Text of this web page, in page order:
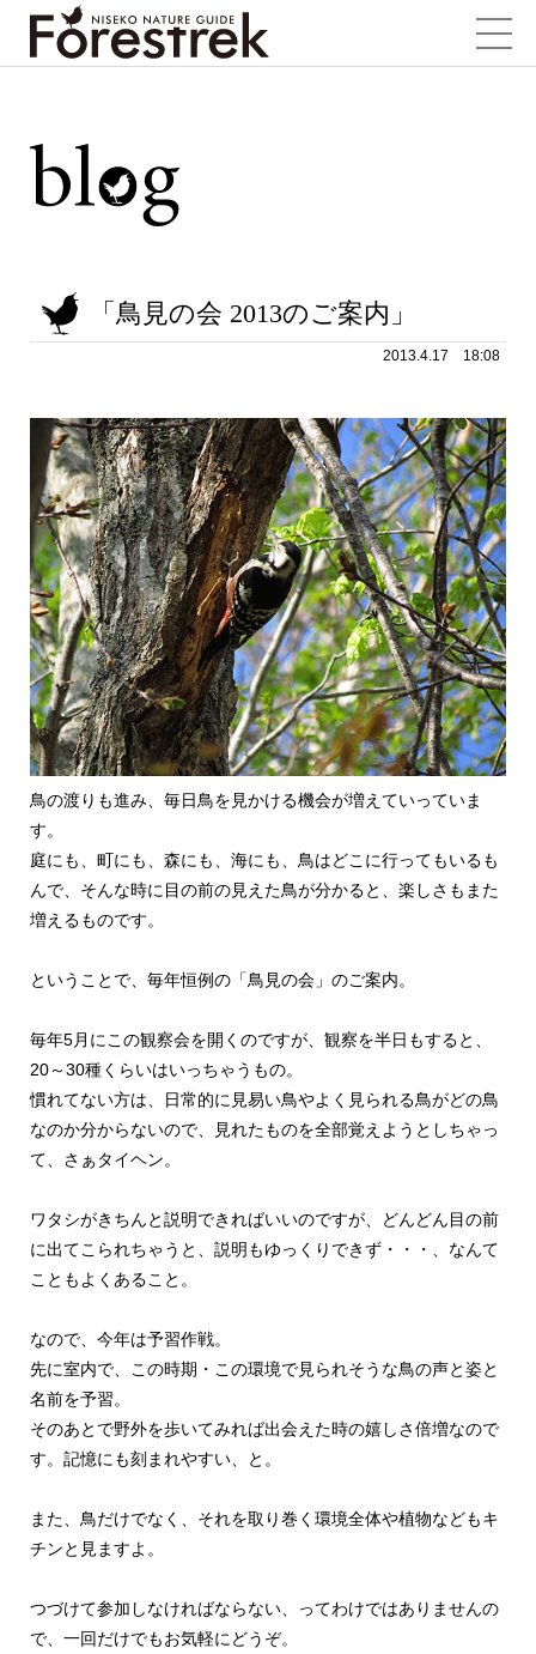
2013.4.17 18:08
「鳥見の会 2013のご案内」
鳥の渡りも進み、毎日鳥を見かける機会が増えていっていま
す。
庭にも、町にも、森にも、海にも、鳥はどこに行ってもいるも
んで、そんな時に目の前の見えた鳥が分かると、楽しさもまた
増えるものです。
ということで、毎年恒例の「鳥見の会」のご案内。
毎年5月にこの観察会を開くのですが、観察を半日もすると、
20～30種くらいはいっちゃうもの。
慣れてない方は、日常的に見易い鳥やよく見られる鳥がどの鳥
なのか分からないので、見れたものを全部覚えようとしちゃっ
て、さぁタイヘン。
ワタシがきちんと説明できればいいのですが、どんどん目の前
に出てこられちゃうと、説明もゆっくりできず・・・、なんて
こともよくあること。
なので、今年は予習作戦。
先に室内で、この時期・この環境で見られそうな鳥の声と姿と
名前を予習。
そのあとで野外を歩いてみれば出会えた時の嬉しさ倍増なので
す。記憶にも刻まれやすい、と。
また、鳥だけでなく、それを取り巻く環境全体や植物などもキ
チンと見ますよ。
つづけて参加しなければならない、ってわけではありませんの
で、一回だけでもお気軽にどうぞ。